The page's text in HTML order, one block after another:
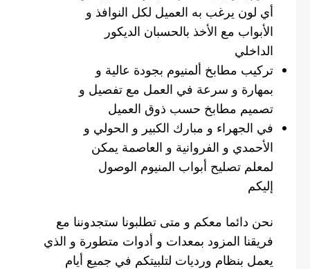
أي لون يرغب به العميل لكل النوافذ و
الأبواب مع الأخذ بالحسبان الديكور
الداخلي
تركيب مطابخ ألمنيوم بجودة عالية و
بمهارة و سرعة في العمل مع تفصيل و
تصميم مطابخ حسب ذوق العميل
في الجهراء و مبارك الكبير و الحولي و
الأحمدي و الفروانية و العاصمة يمكن
لمعلم تصليح أبواب المنيوم الوصول
إليكم
نحن دائما معكم و متى تطلبونا ستجدوننا مع
فريقنا المزود بمعدات و أدوات متطورة و الذي
يعمل بنظام ورديات لتلبيتكم في جميع أيام